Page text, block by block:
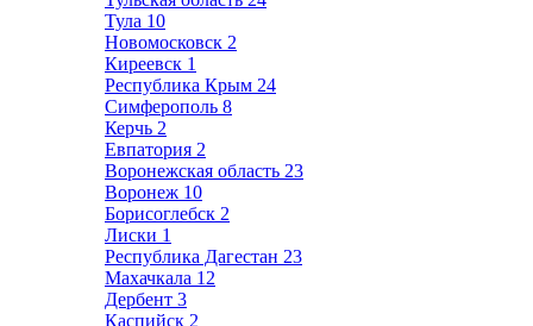
Тула 10
Новомосковск 2
Киреевск 1
Республика Крым 24
Симферополь 8
Керчь 2
Евпатория 2
Воронежская область 23
Воронеж 10
Борисоглебск 2
Лиски 1
Республика Дагестан 23
Махачкала 12
Дербент 3
Каспийск 2